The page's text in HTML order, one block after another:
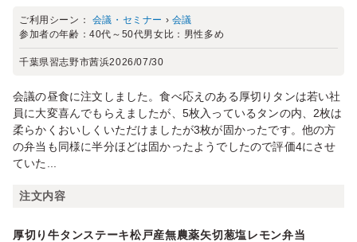
ご利用シーン： 会議・セミナー › 会議
参加者の年齢：40代～50代男女比： 男性多め
千葉県習志野市茜浜2026/07/30
会議の昼食に注文しました。食べ応えのある厚切りタンは若い社
員に大変喜んでもらえましたが、5枚入っているタンの内、2枚は
柔らかくおいしくいただけましたが3枚が固かったです。他の方
の弁当も同様に半分ほどは固かったようでしたので評価4にさせ
ていた...
注文内容
厚切り牛タンステーキ松戸産無農薬矢切葱塩レモン弁当